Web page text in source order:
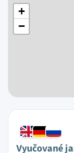
+
−
Vyučované